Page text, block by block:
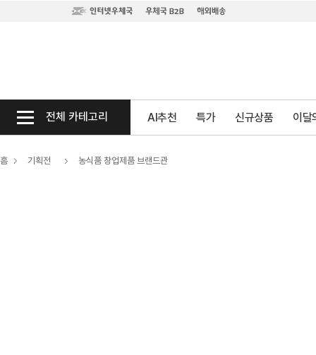
전체 카테고리 AI추천 특가 신규상품 이달
홈 기획전 농식품 창업제품 브랜드관